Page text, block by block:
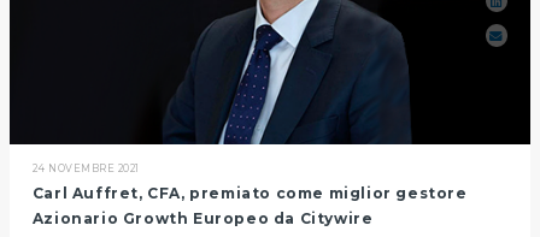
24 NOVEMBRE 2021
Carl Auffret, CFA, premiato come miglior gestore
Azionario Growth Europeo da Citywire